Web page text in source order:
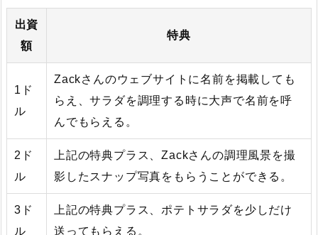
出資
額
特典
1ド
ル
Zackさんのウェブサイトに名前を掲載しても
らえ、サラダを調理する時に大声で名前を呼
んでもらえる。
2ド
ル
上記の特典プラス、Zackさんの調理風景を撮
影したスナップ写真をもらうことができる。
3ド
ル
上記の特典プラス、ポテトサラダを少しだけ
送ってもらえる。